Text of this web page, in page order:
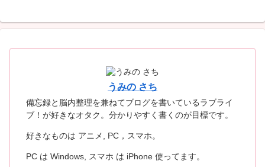
うみの さち
備忘録と脳内整理を兼ねてブログを書いているラブライ
ブ！が好きなオタク。分かりやすく書くのが目標です。
好きなものは アニメ, PC，スマホ。
PC は Windows, スマホ は iPhone 使ってます。